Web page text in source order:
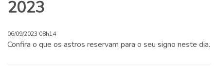
2023
06/09/2023 08h14
Confira o que os astros reservam para o seu signo neste dia.